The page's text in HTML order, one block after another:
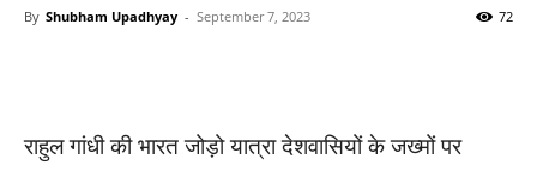
By Shubham Upadhyay - September 7, 2023 72
राहुल गांधी की भारत जोड़ो यात्रा देशवासियों के जख्मों पर